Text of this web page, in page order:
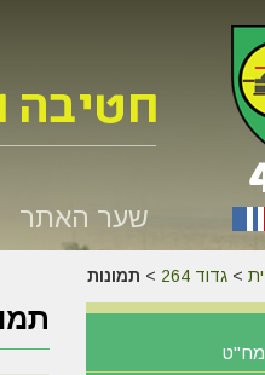
שער האתר
>גדוד 264 > תמונות